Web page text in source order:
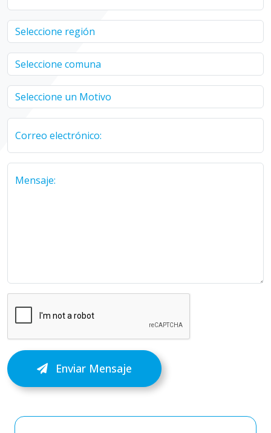
Correo electrónico:
Mensaje:
Enviar Mensaje